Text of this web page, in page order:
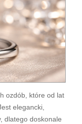
ozdób, które od lat
elegancki,
dlatego doskonale